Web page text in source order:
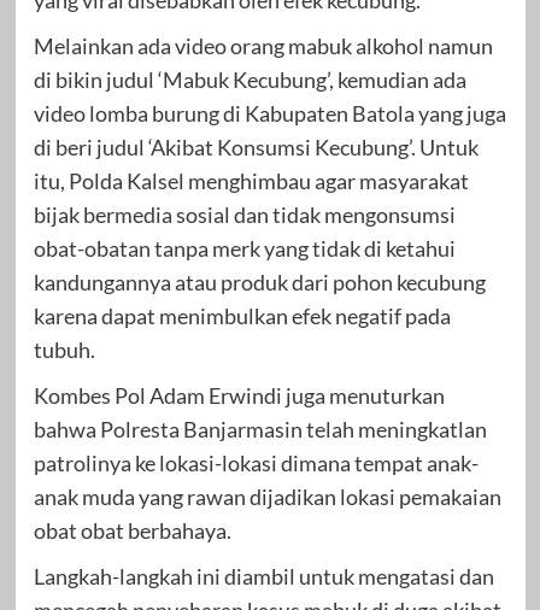
Melainkan ada video orang mabuk alkohol namun
di bikin judul ‘Mabuk Kecubung’, kemudian ada
video lomba burung di Kabupaten Batola yang juga
di beri judul ‘Akibat Konsumsi Kecubung’. Untuk
itu, Polda Kalsel menghimbau agar masyarakat
bijak bermedia sosial dan tidak mengonsumsi
obat-obatan tanpa merk yang tidak di ketahui
kandungannya atau produk dari pohon kecubung
karena dapat menimbulkan efek negatif pada
tubuh.
Kombes Pol Adam Erwindi juga menuturkan
bahwa Polresta Banjarmasin telah meningkatlan
patrolinya ke lokasi-lokasi dimana tempat anak-
anak muda yang rawan dijadikan lokasi pemakaian
obat obat berbahaya.
Langkah-langkah ini diambil untuk mengatasi dan